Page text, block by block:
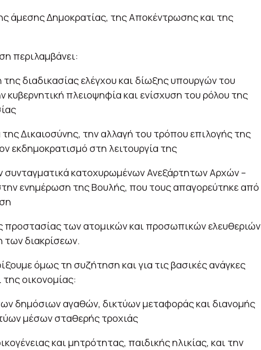
άμεσης Δημοκρατίας, της Αποκέντρωσης και της
περιλαμβάνει:
διαδικασίας ελέγχου και δίωξης υπουργών του
κυβερνητική πλειοψηφία και ενίσχυση του ρόλου της
Δικαιοσύνης, την αλλαγή του τρόπου επιλογής της
εκδημοκρατισμό στη λειτουργία της
κατοχυρωμένων Ανεξάρτητων Αρχών –
ενημέρωση της Βουλής, που τους απαγορεύτηκε από
προστασίας των ατομικών και προσωπικών ελευθεριών
των διακρίσεων.
όμως τη συζήτηση και για τις βασικές ανάγκες
της οικονομίας:
δημόσιων αγαθών, δικτύων μεταφοράς και διανομής
μέσων σταθερής τροχιάς
και μητρότητας, παιδικής ηλικίας, και την